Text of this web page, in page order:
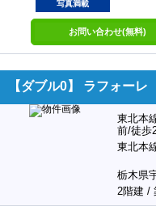
写真満載
お問い合わせ(無料)
【ダブル0】 ラフォーレ
東北本
前/徒歩
東北本
栃木県
2階建 /